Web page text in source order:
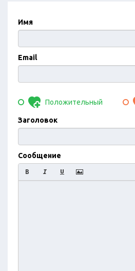
Имя
Email
Положительный
Заголовок
Сообщение